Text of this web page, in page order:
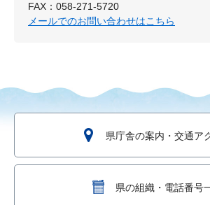
FAX：058-271-5720
メールでのお問い合わせはこちら
県庁舎の案内・交通ア
県の組織・電話番号